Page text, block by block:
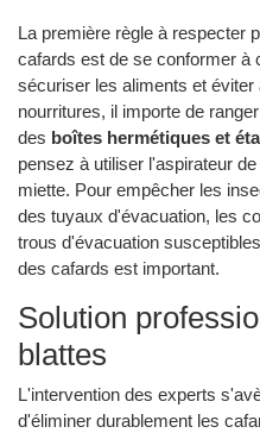
La première règle à respecter
cafards est de se conformer à
sécuriser les aliments et
nourritures, il importe de
des boîtes hermétiques et
pensez à utiliser l'aspirateur
miette. Pour empêcher les
des tuyaux d'évacuation, les
trous d'évacuation
des cafards est important.
Solution
blattes
L'intervention des experts
d'éliminer durablement les